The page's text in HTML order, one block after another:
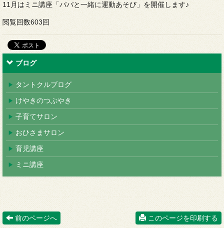
11月はミニ講座「パパと一緒に運動あそび」を開催します♪
閲覧回数603回
ブログ
タントクルブログ
けやきのつぶやき
子育てサロン
おひさまサロン
育児講座
ミニ講座
前のページへ このページを印刷する